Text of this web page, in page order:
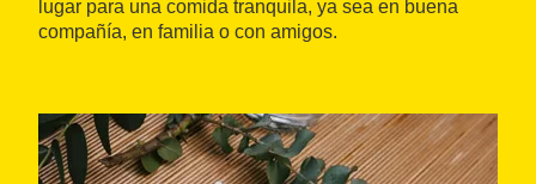
lugar para una comida tranquila, ya sea en buena
compañía, en familia o con amigos.